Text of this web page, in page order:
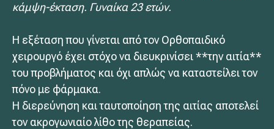
κάμψη-έκταση. Γυναίκα 23 ετών.
Η εξέταση που γίνεται από τον Ορθοπαιδικό
χειρουργό έχει στόχο να διευκρινίσει **την αιτία**
του προβλήματος και όχι απλώς να καταστείλει τον
πόνο με φάρμακα.
Η διερεύνηση και ταυτοποίηση της αιτίας αποτελεί
τον ακρογωνιαίο λίθο της θεραπείας.